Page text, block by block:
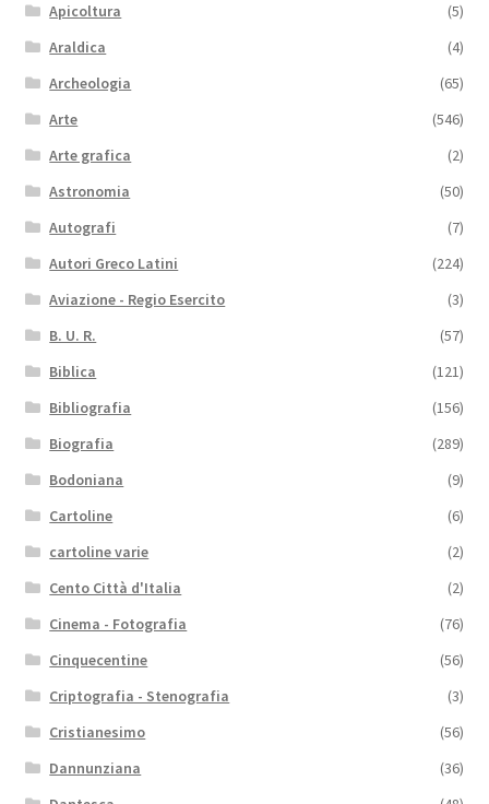
Apicoltura
(5)
Araldica
(4)
Archeologia
(65)
Arte
(546)
Arte grafica
(2)
Astronomia
(50)
Autografi
(7)
Autori Greco Latini
(224)
Aviazione - Regio Esercito
(3)
B. U. R.
(57)
Biblica
(121)
Bibliografia
(156)
Biografia
(289)
Bodoniana
(9)
Cartoline
(6)
cartoline varie
(2)
Cento Città d'Italia
(2)
Cinema - Fotografia
(76)
Cinquecentine
(56)
Criptografia - Stenografia
(3)
Cristianesimo
(56)
Dannunziana
(36)